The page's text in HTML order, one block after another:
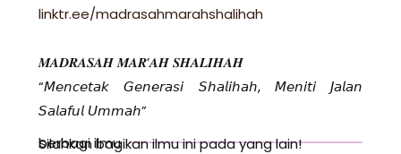
linktr.ee/madrasahmarahshalihah
𝑴𝑨𝑫𝑹𝑨𝑺𝑨𝑯 𝑴𝑨𝑹’𝑨𝑯 𝑺𝑯𝑨𝑳𝑰𝑯𝑨𝑯
“𝘔𝘦𝘯𝘤𝘦𝘵𝘢𝘬 𝘎𝘦𝘯𝘦𝘳𝘢𝘴𝘪 𝘚𝘩𝘢𝘭𝘪𝘩𝘢𝘩, 𝘔𝘦𝘯𝘪𝘵𝘪 𝘑𝘢𝘭𝘢𝘯
𝘚𝘢𝘭𝘢𝘧𝘶𝘭 𝘜𝘮𝘮𝘢𝘩”
berbagi ilmu
Silahkan bagikan ilmu ini pada yang lain!